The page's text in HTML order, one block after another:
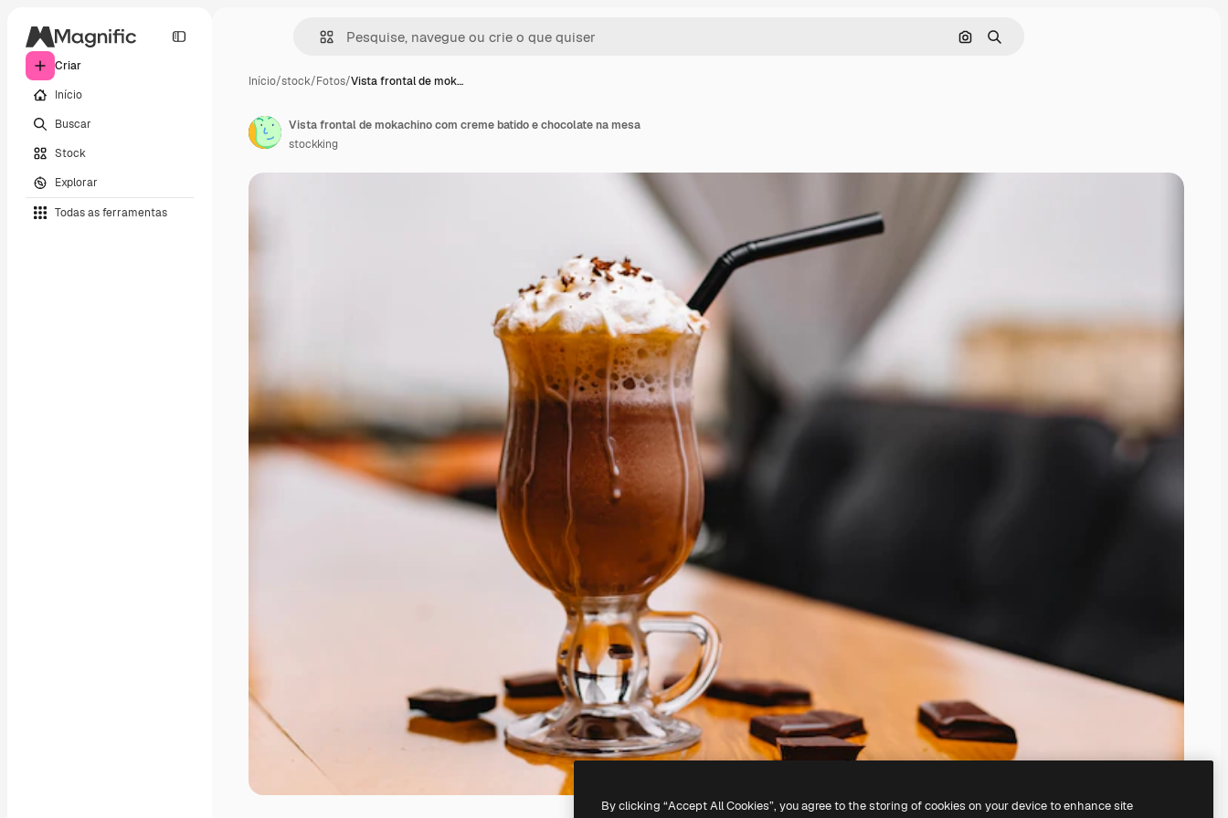
Criar
Início
Buscar
Stock
Explorar
Todas as ferramentas
Pesquisar por imagem
Buscar
Início/stock/Fotos/Vista frontal de mok…
Vista frontal de mokachino com creme batido e chocolate na mesa
stockking
By clicking “Accept All Cookies”, you agree to the storing of cookies on your device to enhance site